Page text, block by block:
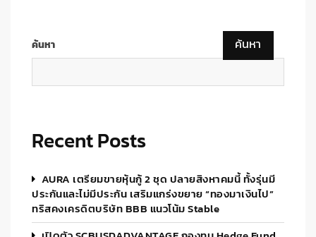
ค้นหา ค้นหา
Recent Posts
AURA เตรียมขายหุ้นกู้ 2 ชุด ปลายสิงหาคมนี้ ทั้งรุ่นมี
ประกันและไม่มีประกัน เสริมแกร่งขยาย “ทองมาเงินไป”
ทริสคงเครดิตบริษัท BBB แนวโน้ม Stable